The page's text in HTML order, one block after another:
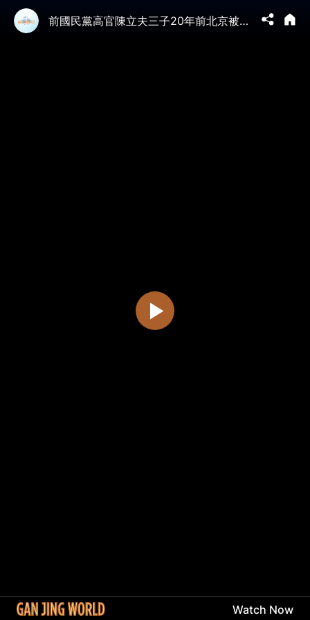
前國民黨高官陳立夫三子20年前北京被騙換肝死！台灣醫生介紹病人赴中國換肝被判刑！吊銷從業執照。｜薇羽看世間 20260603
Watch Now